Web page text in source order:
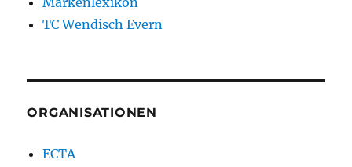
TC Wendisch Evern
ORGANISATIONEN
ECTA